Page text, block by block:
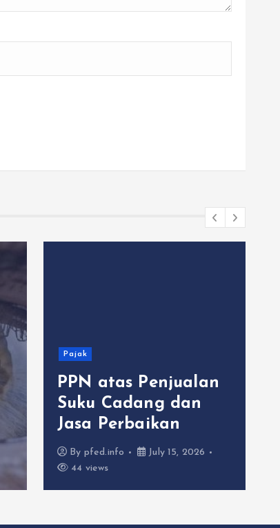
Pajak
PPN atas Penjualan
Suku Cadang dan
Jasa Perbaikan
By pfed.info
July 15, 2026
44 views